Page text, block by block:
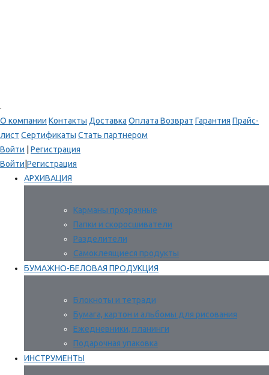
.
О компании Контакты Доставка Оплата Возврат Гарантия Прайс-
лист Сертификаты Стать партнером
Войти
Регистрация
Войти Регистрация
АРХИВАЦИЯ
Карманы прозрачные
Папки и скоросшиватели
Разделители
Самоклеящиеся продукты
БУМАЖНО-БЕЛОВАЯ ПРОДУКЦИЯ
Блокноты и тетради
Бумага, картон и альбомы для рисования
Ежедневники, планинги
Подарочная упаковка
ИНСТРУМЕНТЫ